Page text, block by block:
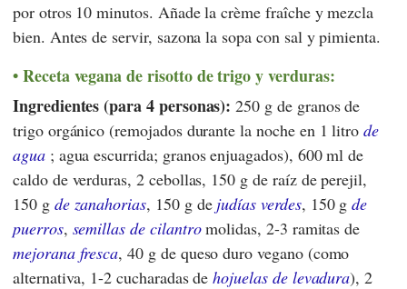
por otros 10 minutos. Añade la crème fraîche y mezcla
bien. Antes de servir, sazona la sopa con sal y pimienta.
Receta vegana de risotto de trigo y verduras:
Ingredientes (para 4 personas): 250 g de granos de
trigo orgánico (remojados durante la noche en 1 litrode
agua; agua escurrida; granos enjuagados), 600 ml de
caldo de verduras, 2 cebollas, 150 g de raíz de perejil,
150 g de zanahorias, 150 g de judías verdes, 150 gde
puerros, semillas de cilantromolidas, 2-3 ramitas de
mejorana fresca, 40 g de queso duro vegano (como
alternativa, 1-2 cucharadas dehojuelas de levadura), 2